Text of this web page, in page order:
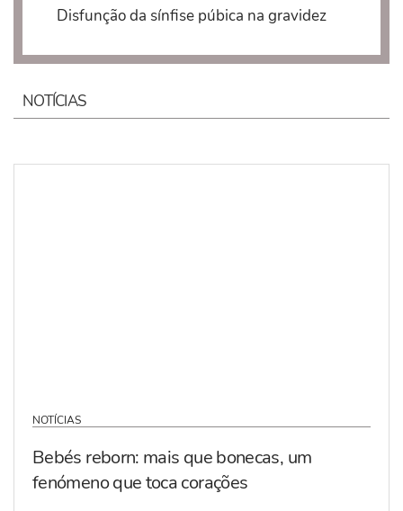
Disfunção da sínfise púbica na gravidez
NOTÍCIAS
NOTÍCIAS
Bebés reborn: mais que bonecas, um
fenómeno que toca corações